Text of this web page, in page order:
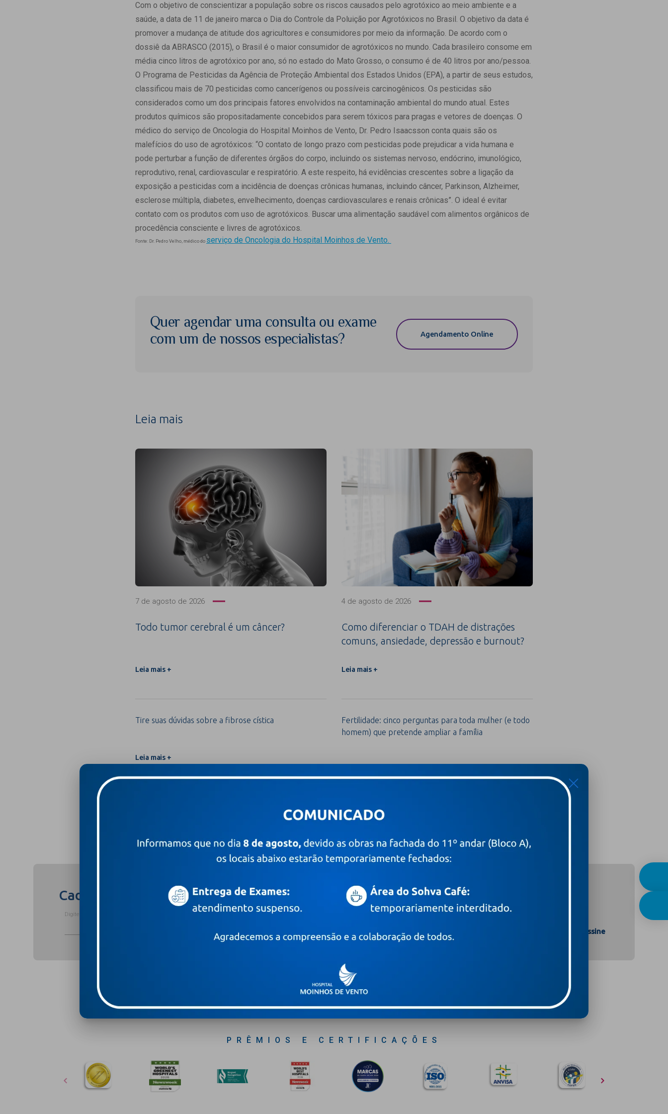
Estrutura de Gestão
Exames - Portal Médico
Farmácia
Fisioterapia
Quem Somos
Responsabilidade Ambiental
Responsabilidade Social
Serviço Social
Empresas
Cabine Telemedicina
Gestão do Cuidado
Com o objetivo de conscientizar a população sobre os riscos causados pelo agrotóxico ao meio ambiente e a
saúde, a data de 11 de janeiro marca o Dia do Controle da Poluição por Agrotóxicos no Brasil. O objetivo da data é
promover a mudança de atitude dos agricultores e consumidores por meio da informação. De acordo com o
dossiê da ABRASCO (2015), o Brasil é o maior consumidor de agrotóxicos no mundo. Cada brasileiro consome em
média cinco litros de agrotóxico por ano, só no estado do Mato Grosso, o consumo é de 40 litros por ano/pessoa.
O Programa de Pesticidas da Agência de Proteção Ambiental dos Estados Unidos (EPA), a partir de seus estudos,
classificou mais de 70 pesticidas como cancerígenos ou possíveis carcinogênicos. Os pesticidas são
considerados como um dos principais fatores envolvidos na contaminação ambiental do mundo atual. Estes
produtos químicos são propositadamente concebidos para serem tóxicos para pragas e vetores de doenças. O
médico do serviço de Oncologia do Hospital Moinhos de Vento, Dr. Pedro Isaacsson conta quais são os
malefícios do uso de agrotóxicos: “O contato de longo prazo com pesticidas pode prejudicar a vida humana e
pode perturbar a função de diferentes órgãos do corpo, incluindo os sistemas nervoso, endócrino, imunológico,
reprodutivo, renal, cardiovascular e respiratório. A este respeito, há evidências crescentes sobre a ligação da
exposição a pesticidas com a incidência de doenças crônicas humanas, incluindo câncer, Parkinson, Alzheimer,
esclerose múltipla, diabetes, envelhecimento, doenças cardiovasculares e renais crônicas”. O ideal é evitar
contato com os produtos com uso de agrotóxicos. Buscar uma alimentação saudável com alimentos orgânicos de
procedência consciente e livres de agrotóxicos.
Fonte: Dr. Pedro Velho, médico do serviço de Oncologia do Hospital Moinhos de Vento.
Quer agendar uma consulta ou exame
com um de nossos especialistas?
Agendamento Online
Leia mais
7 de agosto de 2026
Todo tumor cerebral é um câncer?
Leia mais +
4 de agosto de 2026
Como diferenciar o TDAH de distrações
comuns, ansiedade, depressão e burnout?
Leia mais +
Tire suas dúvidas sobre a fibrose cística
Leia mais +
Fertilidade: cinco perguntas para toda mulher (e todo
homem) que pretende ampliar a família
Cadastre-se para receber novidades
Digite o seu nome completo
Assine
PRÊMIOS E CERTIFICAÇÕES
X